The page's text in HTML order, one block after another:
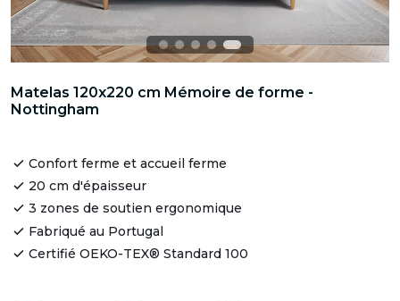
Matelas 120x220 cm Mémoire de forme -
Nottingham
Confort ferme et accueil ferme
20 cm d'épaisseur
3 zones de soutien ergonomique
Fabriqué au Portugal
Certifié OEKO-TEX® Standard 100